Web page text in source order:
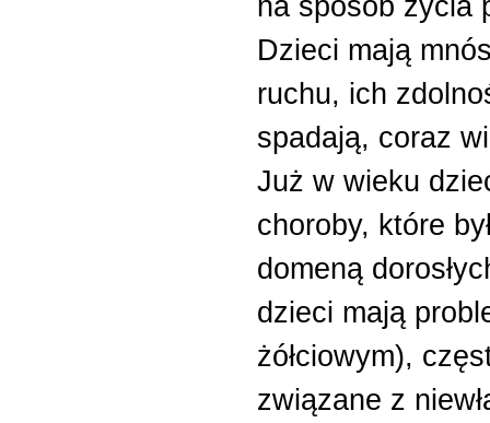
Dzieci mają
ruchu, ich
spadają, coraz
Już w wieku
choroby, które
domeną
dzieci mają
żółciowym),
związane z